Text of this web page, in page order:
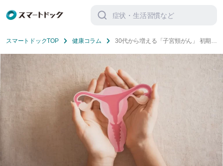
索
スマートドックTOP 健康コラム
30代から増える「子宮頸がん」 初期症